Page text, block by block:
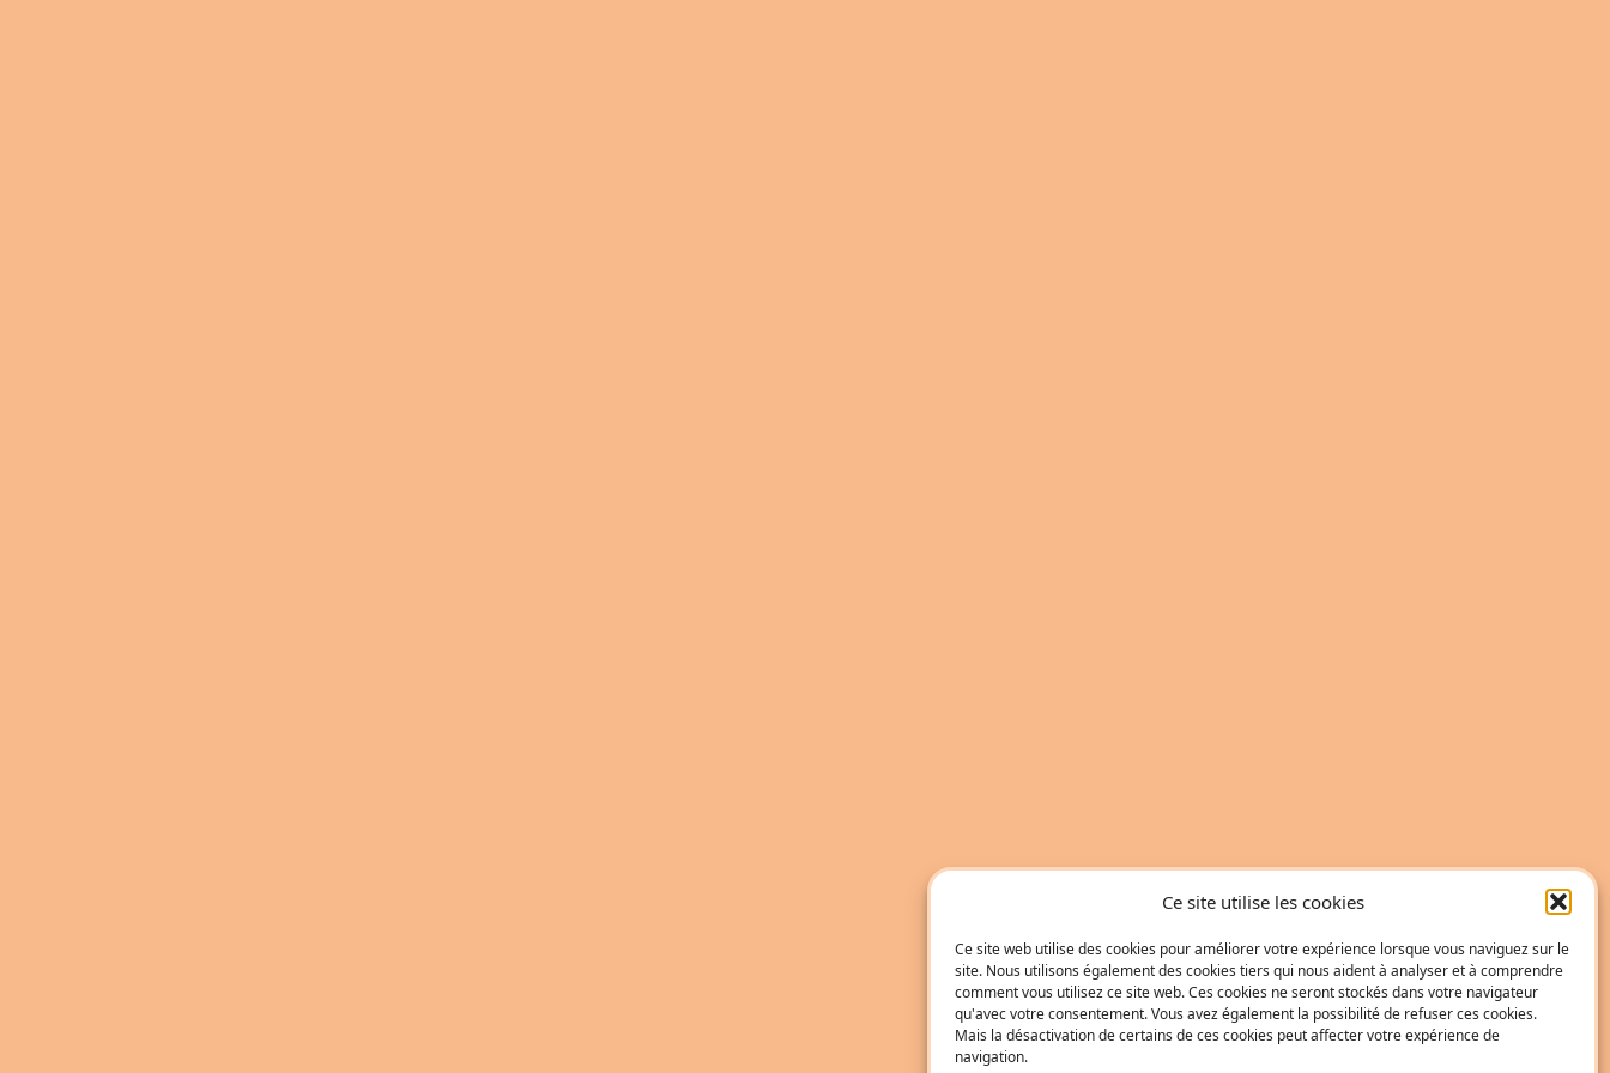
Ce site utilise les cookies
Ce site web utilise des cookies pour améliorer votre expérience lorsque vous naviguez sur le
site. Nous utilisons également des cookies tiers qui nous aident à analyser et à comprendre
comment vous utilisez ce site web. Ces cookies ne seront stockés dans votre navigateur
qu'avec votre consentement. Vous avez également la possibilité de refuser ces cookies.
Mais la désactivation de certains de ces cookies peut affecter votre expérience de
navigation.